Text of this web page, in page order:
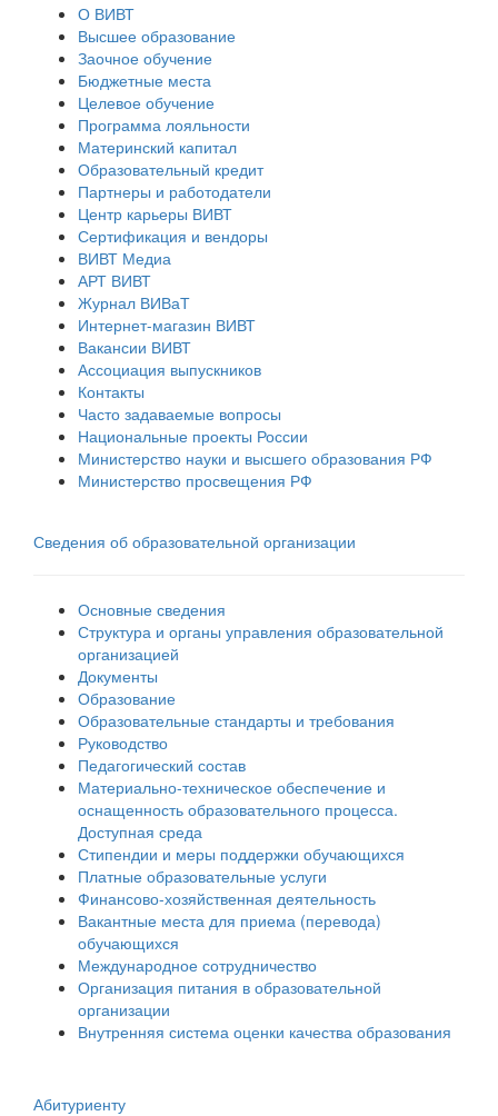
О ВИВТ
Высшее образование
Заочное обучение
Бюджетные места
Целевое обучение
Программа лояльности
Материнский капитал
Образовательный кредит
Партнеры и работодатели
Центр карьеры ВИВТ
Сертификация и вендоры
ВИВТ Медиа
АРТ ВИВТ
Журнал ВИВаТ
Интернет-магазин ВИВТ
Вакансии ВИВТ
Ассоциация выпускников
Контакты
Часто задаваемые вопросы
Национальные проекты России
Министерство науки и высшего образования РФ
Министерство просвещения РФ
Сведения об образовательной организации
Основные сведения
Структура и органы управления образовательной
организацией
Документы
Образование
Образовательные стандарты и требования
Руководство
Педагогический состав
Материально-техническое обеспечение и
оснащенность образовательного процесса.
Доступная среда
Стипендии и меры поддержки обучающихся
Платные образовательные услуги
Финансово-хозяйственная деятельность
Вакантные места для приема (перевода)
обучающихся
Международное сотрудничество
Организация питания в образовательной
организации
Внутренняя система оценки качества образования
Абитуриенту